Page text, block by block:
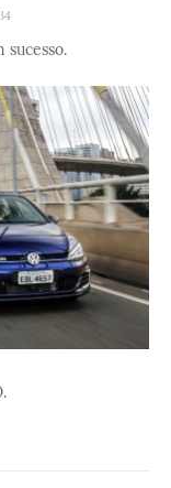
sucesso.